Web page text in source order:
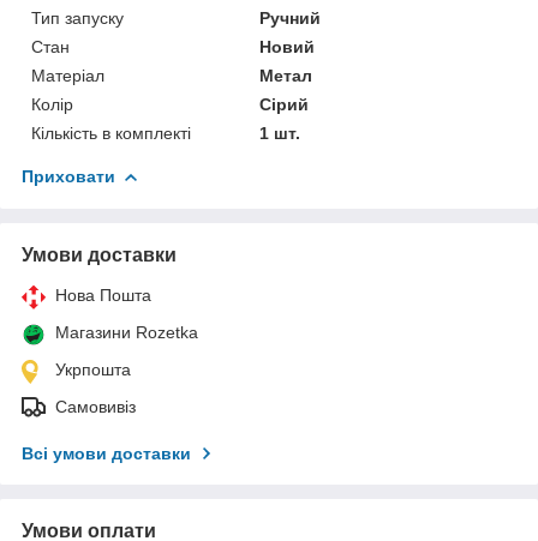
Тип запуску
Ручний
Стан
Новий
Матеріал
Метал
Колір
Сірий
Кількість в комплекті
1 шт.
Приховати
Умови доставки
Нова Пошта
Магазини Rozetka
Укрпошта
Самовивіз
Всі умови доставки
Умови оплати